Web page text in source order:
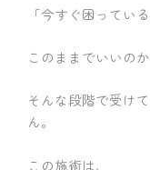
「今すぐ困ってい
このままでいいの
そんな段階で受け
ん。
この施術は、